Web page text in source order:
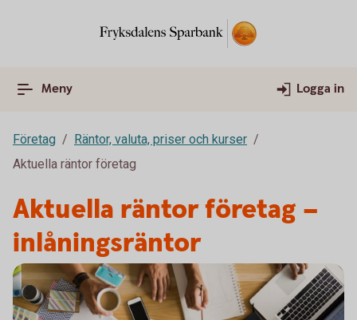
Meny Logga in
Företag
Räntor, valuta, priser och kurser
Aktuella räntor företag
Aktuella räntor företag –
inlåningsräntor